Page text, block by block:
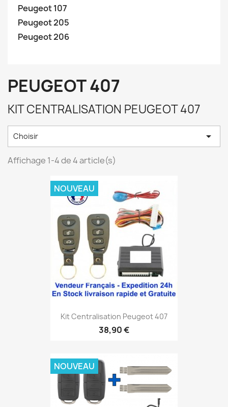
Peugeot 107
Peugeot 205
Peugeot 206
PEUGEOT 407
KIT CENTRALISATION PEUGEOT 407
Choisir 
Affichage 1-4 de 4 article(s)
Kit Centralisation Peugeot 407
38,90 €
NOUVEAU
NOUVEAU